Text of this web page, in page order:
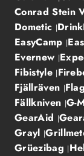
Conrad Stein
Dometic
EasyCamp
Evernew
Fibistyle
Fjällräven
Fällkniven G-
GearAid
Grayl
Grüezibag